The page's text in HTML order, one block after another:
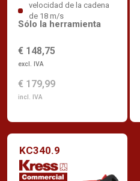
velocidad de la cadena
de 18 m/s
€ 148,75
excl. IVA
€ 179,99
incl. IVA
Sólo la herramienta
KC340.9